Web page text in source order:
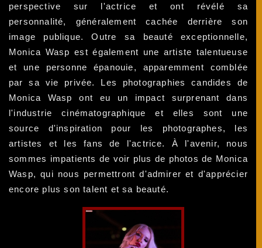
perspective sur l'actrice et ont révélé sa
personnalité, généralement cachée derrière son
image publique. Outre sa beauté exceptionnelle,
Monica Wasp est également une artiste talentueuse
et une personne épanouie, apparemment comblée
par sa vie privée. Les photographies candides de
Monica Wasp ont eu un impact surprenant dans
l'industrie cinématographique et elles sont une
source d'inspiration pour les photographes, les
artistes et les fans de l'actrice. À l'avenir, nous
sommes impatients de voir plus de photos de Monica
Wasp, qui nous permettront d'admirer et d'apprécier
encore plus son talent et sa beauté.